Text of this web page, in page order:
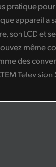
pratique
appareil a
son LCD et
même
des
Television